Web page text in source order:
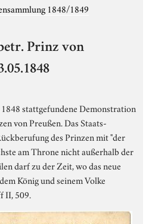
1848/1849
Prinz von
stattgefundene Demonstration
von Preußen. Das Staats-
des Prinzen mit "der
am Throne nicht außerhalb der
darf zu der Zeit, wo das neue
König und seinem Volke
II, 509.